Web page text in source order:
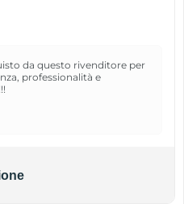
da questo rivenditore per
professionalità e